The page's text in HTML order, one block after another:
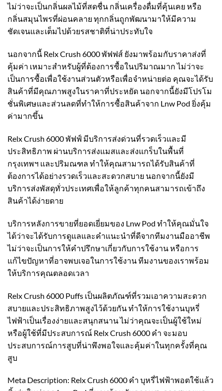
ไม่ว่าจะเป็นกลิ่นผลไม้ที่สดชื่น กลิ่นเครื่องดื่มที่คุ้นเคย หรือ
กลิ่นสมุนไพรที่ผ่อนคลาย ทุกกลิ่นถูกพัฒนามาให้มีความ
ชัดเจนและเต็มไปด้วยรสชาติที่น่าประทับใจ
นอกจากนี้ Relx Crush 6000 พัฟฟส์ ยังมาพร้อมกับราคาส่งที่
คุ้มค่า เหมาะสำหรับผู้ที่ต้องการซื้อในปริมาณมาก ไม่ว่าจะ
เป็นการซื้อเพื่อใช้งานส่วนตัวหรือเพื่อจำหน่ายต่อ คุณจะได้รับ
สินค้าที่มีคุณภาพสูงในราคาที่ประหยัด นอกจากนี้ยังมีโปรโม
ชั่นพิเศษและส่วนลดที่ทำให้การซื้อสินค้าจาก Lnw Pod ยิ่งคุ้ม
ค่ามากขึ้น
Relx Crush 6000 พัฟฟ์ มีบริการส่งด่วนที่รวดเร็วและมี
ประสิทธิภาพ ผ่านบริการส่งแมสและส่งแกร็บในพื้นที่
กรุงเทพฯ และปริมณฑล ทำให้คุณสามารถได้รับสินค้าที่
ต้องการได้อย่างรวดเร็วและสะดวกสบาย นอกจากนี้ยังมี
บริการส่งพัสดุทั่วประเทศเพื่อให้ลูกค้าทุกคนสามารถเข้าถึง
สินค้าได้ง่ายดาย
บริการหลังการขายที่ยอดเยี่ยมของ Lnw Pod ทำให้คุณมั่นใจ
ได้ว่าจะได้รับการดูแลและคำแนะนำที่ดีจากทีมงานมืออาชีพ
ไม่ว่าจะเป็นการให้คำปรึกษาเกี่ยวกับการใช้งาน หรือการ
แก้ไขปัญหาที่อาจพบเจอในการใช้งาน ทีมงานของเราพร้อม
ให้บริการคุณตลอดเวลา
Relx Crush 6000 Puffs เป็นผลิตภัณฑ์ที่รวมเอาความสะดวก
สบายและประสิทธิภาพสูงไว้ด้วยกัน ทำให้การใช้งานบุหรี่
ไฟฟ้าเป็นเรื่องง่ายและสนุกสนาน ไม่ว่าคุณจะเป็นผู้ใช้ใหม่
หรือผู้ใช้ที่มีประสบการณ์ Relx Crush 6000 คำ จะมอบ
ประสบการณ์การสูบที่น่าพึงพอใจและคุ้มค่าในทุกครั้งที่คุณ
สูบ
Meta Description: Relx Crush 6000 คำ บุหรี่ไฟฟ้าพอตใช้แล้ว